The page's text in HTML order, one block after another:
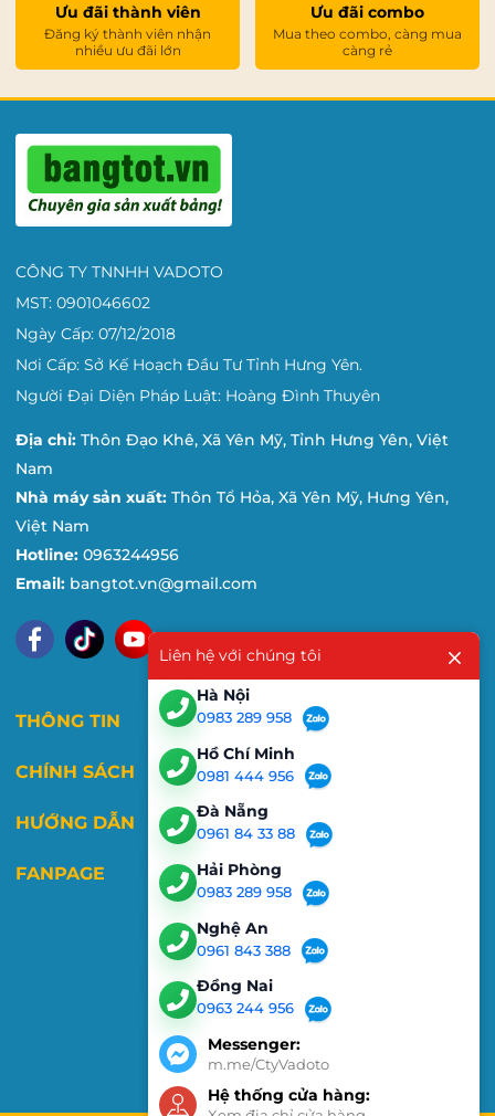
Ưu đãi thành viên
Đăng ký thành viên nhận
nhiều ưu đãi lớn
Ưu đãi combo
Mua theo combo, càng mua
càng rẻ
CÔNG TY TNNHH VADOTO
MST: 0901046602
Ngày Cấp: 07/12/2018
Nơi Cấp: Sở Kế Hoạch Đầu Tư Tỉnh Hưng Yên.
Người Đại Diện Pháp Luật: Hoàng Đình Thuyên
Địa chỉ: Thôn Đạo Khê, Xã Yên Mỹ, Tỉnh Hưng Yên, Việt
Nam
Nhà máy sản xuất: Thôn Tổ Hỏa, Xã Yên Mỹ, Hưng Yên,
Việt Nam
Hotline: 0963244956
Email: bangtot.vn@gmail.com
THÔNG TIN
CHÍNH SÁCH
HƯỚNG DẪN
FANPAGE
Liên hệ với chúng tôi
Hà Nội
0983 289 958
Hồ Chí Minh
0981 444 956
Đà Nẵng
0961 84 33 88
Hải Phòng
0983 289 958
Nghệ An
0961 843 388
Đồng Nai
0963 244 956
Messenger:
m.me/CtyVadoto
Hệ thống cửa hàng: